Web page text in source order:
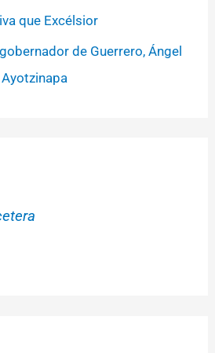
que Excélsior
de Guerrero, Ángel